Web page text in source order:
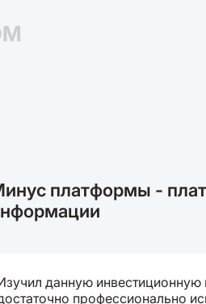
платформы -
данную
профессионально